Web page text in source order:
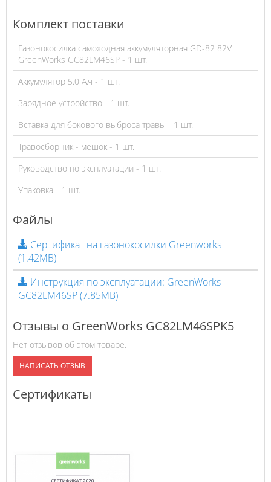
Комплект поставки
Газонокосилка самоходная аккумуляторная GD-82 82V
GreenWorks GC82LM46SP - 1 шт.
Аккумулятор 5.0 А.ч - 1 шт.
Зарядное устройство - 1 шт.
Вставка для бокового выброса травы - 1 шт.
Травосборник - мешок - 1 шт.
Руководство по эксплуатации - 1 шт.
Упаковка - 1 шт.
Файлы
Сертификат на газонокосилки Greenworks
(1.42MB)
Инструкция по эксплуатации: GreenWorks
GC82LM46SP(7.85MB)
Отзывы о GreenWorks GC82LM46SPK5
Нет отзывов об этом товаре.
НАПИСАТЬ ОТЗЫВ
Сертификаты